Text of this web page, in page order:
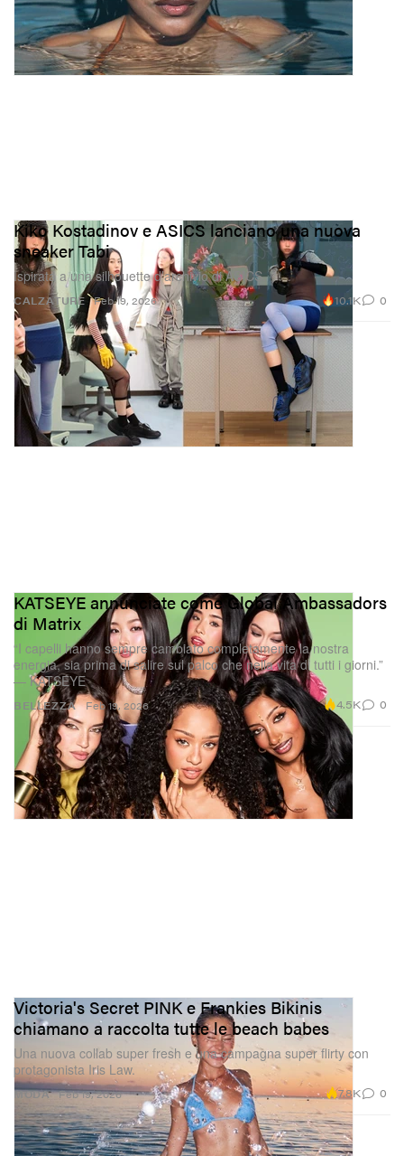
CALZATURE
Kiko Kostadinov e ASICS lanciano una nuova
sneaker Tabi
Ispirata a una silhouette d’archivio di ASICS.
Feb 19, 2026 10.1K 0
BELLEZZA
KATSEYE annunciate come Global Ambassadors
di Matrix
“I capelli hanno sempre cambiato completamente la nostra
energia, sia prima di salire sul palco che nella vita di tutti i giorni.”
— KATSEYE
Feb 19, 2026 4.5K 0
MODA
Victoria's Secret PINK e Frankies Bikinis
chiamano a raccolta tutte le beach babes
Una nuova collab super fresh e una campagna super flirty con
protagonista Iris Law.
Feb 19, 2026 7.8K 0